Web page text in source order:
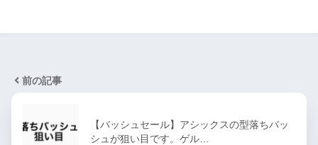
前の記事
【バッシュセール】アシックスの型落ちバッ
シュが狙い目です。ゲル…